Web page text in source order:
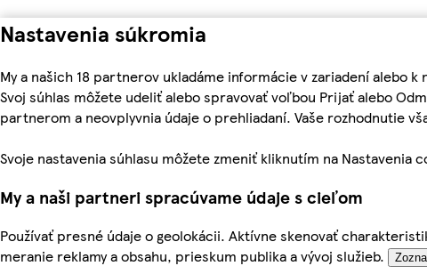
Nastavenia súkromia
My a našich 18 partnerov ukladáme informácie v zariadení alebo
Svoj súhlas môžete udeliť alebo spravovať voľbou Prijať alebo
partnerom a neovplyvnia údaje o prehliadaní. Vaše rozhodnutie
Svoje nastavenia súhlasu môžete zmeniť kliknutím na Nastavenia
My a naši partneri spracúvame údaje s cieľom
Používať presné údaje o geolokácii. Aktívne skenovať
meranie reklamy a obsahu, prieskum publika a vývoj služieb.